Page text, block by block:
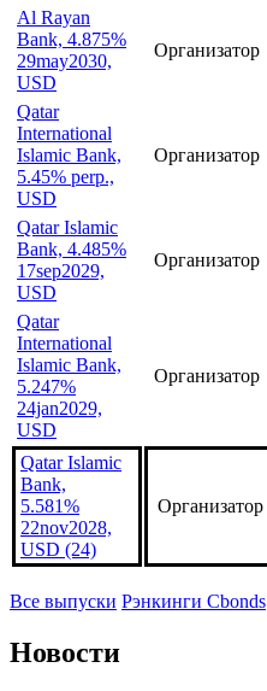
Al Rayan
Bank, 4.875%
29may2030,
USD
Организатор
Qatar
International
Islamic Bank,
5.45% perp.,
USD
Организатор
Qatar Islamic
Bank, 4.485%
17sep2029,
USD
Организатор
Qatar
International
Islamic Bank,
5.247%
24jan2029,
USD
Организатор
Qatar Islamic
Bank,
5.581%
22nov2028,
USD (24)
Организатор
Все выпуски Рэнкинги Cbonds
Новости